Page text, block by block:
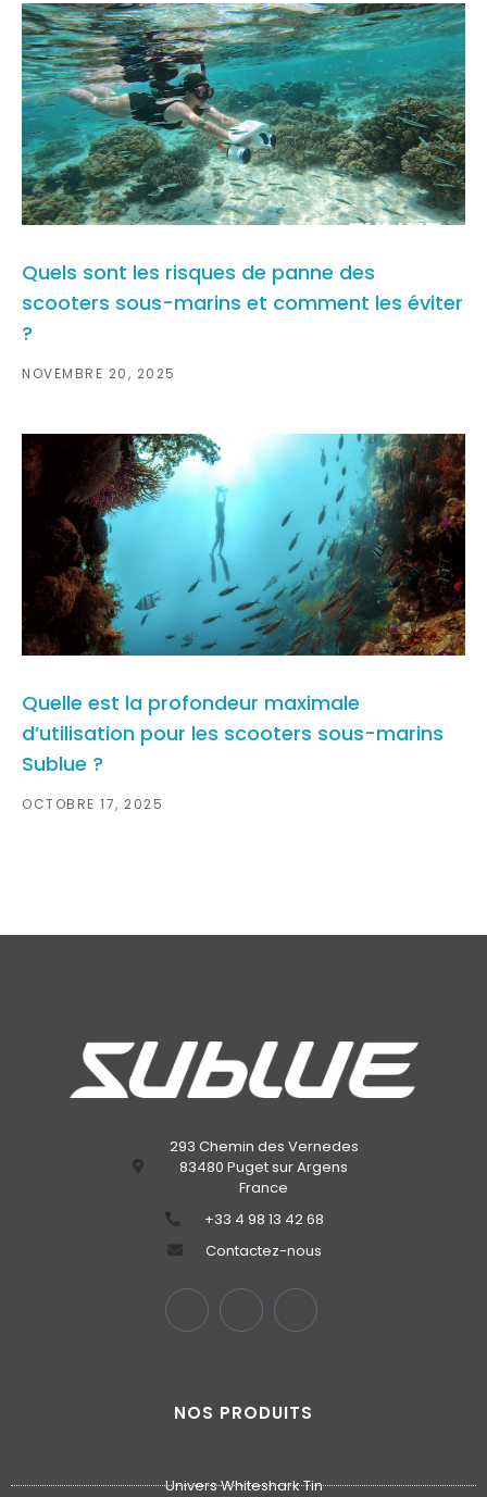
Quels sont les risques de panne des
scooters sous-marins et comment les éviter
?
NOVEMBRE 20, 2025
Quelle est la profondeur maximale
d’utilisation pour les scooters sous-marins
Sublue ?
OCTOBRE 17, 2025
293 Chemin des Vernedes
83480 Puget sur Argens
France
‭+33 4 98 13 42 68‬
Contactez-nous
NOS PRODUITS
Univers Whiteshark Tin